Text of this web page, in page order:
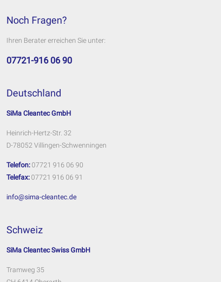
Noch Fragen?
Ihren Berater erreichen Sie unter:
07721-916 06 90
Deutschland
SiMa Cleantec GmbH
Heinrich-Hertz-Str. 32
D-78052 Villingen-Schwenningen
Telefon: 07721 916 06 90
Telefax: 07721 916 06 91
info@sima-cleantec.de
Schweiz
SiMa Cleantec Swiss GmbH
Tramweg 35